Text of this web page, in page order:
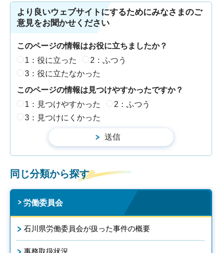
より良いウェブサイトにするためにみなさまのご
意見をお聞かせください
このページの情報はお役に立ちましたか？
1：役に立った
2：ふつう
3：役に立たなかった
このページの情報は見つけやすかったですか？
1：見つけやすかった
2：ふつう
3：見つけにくかった
同じ分類から探す
労働委員会
石川県労働委員会が扱った事件の概要
事務取扱状況